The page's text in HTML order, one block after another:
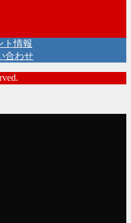
ト情報
合わせ